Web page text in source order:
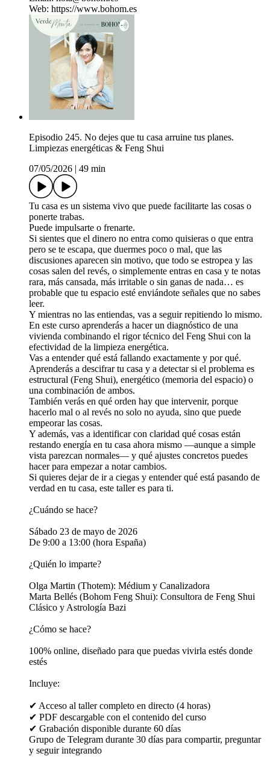
Web: https://www.bohom.es
Episodio 245. No dejes que tu casa arruine tus planes.
Limpiezas energéticas & Feng Shui
07/05/2026
49 min
Tu casa es un sistema vivo que puede facilitarte las cosas o
ponerte trabas.
Puede impulsarte o frenarte.
Si sientes que el dinero no entra como quisieras o que entra
pero se te escapa, que duermes poco o mal, que las
discusiones aparecen sin motivo, que todo se estropea y las
cosas salen del revés, o simplemente entras en casa y te notas
rara, más cansada, más irritable o sin ganas de nada… es
probable que tu espacio esté enviándote señales que no sabes
leer.
Y mientras no las entiendas, vas a seguir repitiendo lo mismo.
En este curso aprenderás a hacer un diagnóstico de una
vivienda combinando el rigor técnico del Feng Shui con la
efectividad de la limpieza energética.
Vas a entender qué está fallando exactamente y por qué.
Aprenderás a descifrar tu casa y a detectar si el problema es
estructural (Feng Shui), energético (memoria del espacio) o
una combinación de ambos.
También verás en qué orden hay que intervenir, porque
hacerlo mal o al revés no solo no ayuda, sino que puede
empeorar las cosas.
Y además, vas a identificar con claridad qué cosas están
restando energía en tu casa ahora mismo —aunque a simple
vista parezcan normales— y qué ajustes concretos puedes
hacer para empezar a notar cambios.
Si quieres dejar de ir a ciegas y entender qué está pasando de
verdad en tu casa, este taller es para ti.
¿Cuándo se hace?
Sábado 23 de mayo de 2026
De 9:00 a 13:00 (hora España)
¿Quién lo imparte?
Olga Martin (Thotem): Médium y Canalizadora
Marta Bellés (Bohom Feng Shui): Consultora de Feng Shui
Clásico y Astrología Bazi
¿Cómo se hace?
100% online, diseñado para que puedas vivirla estés donde
estés
Incluye:
✔ Acceso al taller completo en directo (4 horas)
✔ PDF descargable con el contenido del curso
✔ Grabación disponible durante 60 días
Grupo de Telegram durante 30 días para compartir, preguntar
y seguir integrando